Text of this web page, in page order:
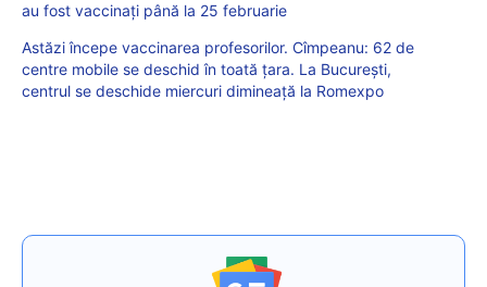
au fost vaccinați până la 25 februarie
Astăzi începe vaccinarea profesorilor. Cîmpeanu: 62 de
centre mobile se deschid în toată țara. La București,
centrul se deschide miercuri dimineață la Romexpo